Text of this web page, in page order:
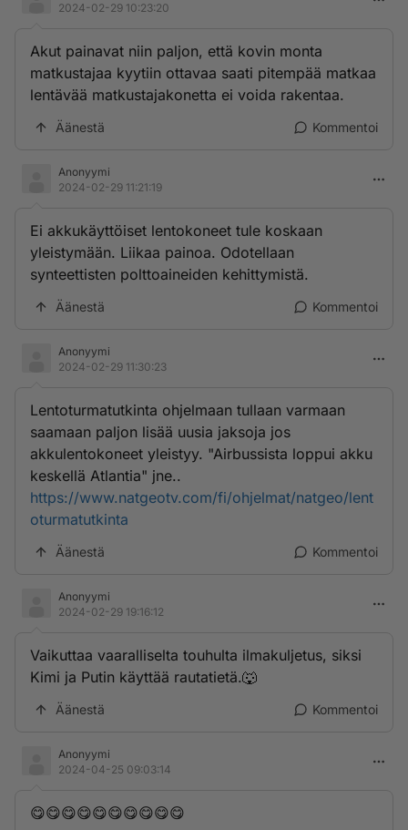
2024-02-29 10:23:20
Akut painavat niin paljon, että kovin monta
matkustajaa kyytiin ottavaa saati pitempää matkaa
lentävää matkustajakonetta ei voida rakentaa.
Äänestä Kommentoi
Anonyymi
2024-02-29 11:21:19
Ei akkukäyttöiset lentokoneet tule koskaan
yleistymään. Liikaa painoa. Odotellaan
synteettisten polttoaineiden kehittymistä.
Äänestä Kommentoi
Anonyymi
2024-02-29 11:30:23
Lentoturmatutkinta ohjelmaan tullaan varmaan
saamaan paljon lisää uusia jaksoja jos
akkulentokoneet yleistyy. "Airbussista loppui akku
keskellä Atlantia" jne..
https://www.natgeotv.com/fi/ohjelmat/natgeo/lent
oturmatutkinta
Äänestä Kommentoi
Anonyymi
2024-02-29 19:16:12
Vaikuttaa vaaralliselta touhulta ilmakuljetus, siksi
Kimi ja Putin käyttää rautatietä.🐺
Äänestä Kommentoi
Anonyymi
2024-04-25 09:03:14
😋😋😋😋😋😋😋😋😋😋